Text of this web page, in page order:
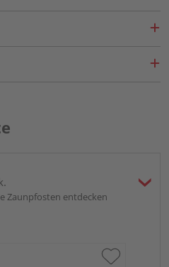
Zaunpfosten entdecken